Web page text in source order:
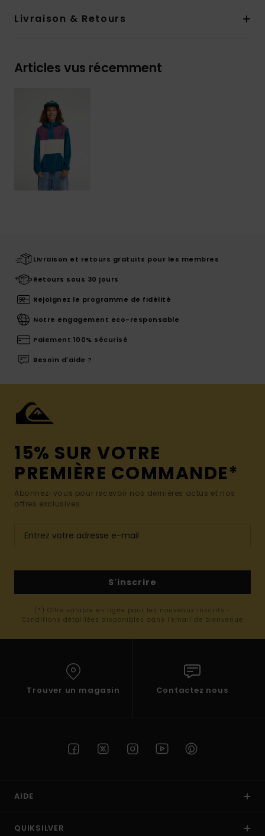
Livraison & Retours
Articles vus récemment
Livraison et retours gratuits pour les membres
Retours sous 30 jours
Rejoignez le programme de fidélité
Notre engagement eco-responsable
Paiement 100% sécurisé
Besoin d'aide ?
15% SUR VOTRE
PREMIÈRE COMMANDE*
Abonnez-vous pour recevoir nos dernières actus et nos
offres exclusives.
S'inscrire
(*) Offre valable en ligne pour les nouveaux inscrits -
Conditions détaillées disponibles dans l'email de bienvenue
Trouver un magasin Contactez nous
AIDE
QUIKSILVER